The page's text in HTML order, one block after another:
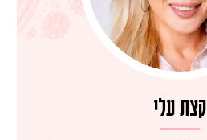
קצת עלי